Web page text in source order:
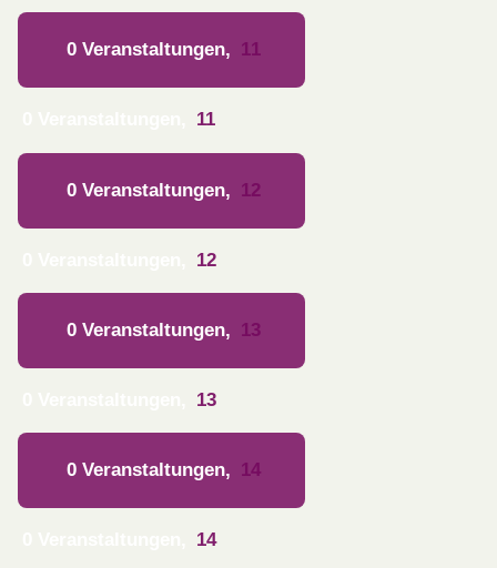
0 Veranstaltungen, 11
11
0 Veranstaltungen, 12
12
0 Veranstaltungen, 13
13
0 Veranstaltungen, 14
14